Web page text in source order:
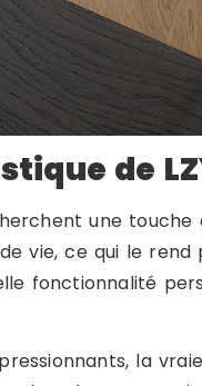
de
une
vie, ce qui le rend
fonctionnalité
la